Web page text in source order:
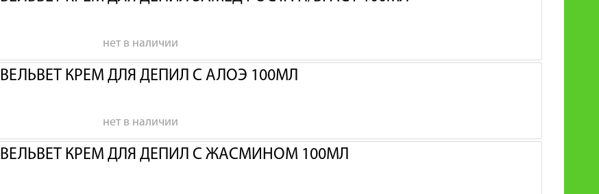
нет в наличии
ВЕЛЬВЕТ КРЕМ ДЛЯ ДЕПИЛ С АЛОЭ 100МЛ
нет в наличии
ВЕЛЬВЕТ КРЕМ ДЛЯ ДЕПИЛ С ЖАСМИНОМ 100МЛ